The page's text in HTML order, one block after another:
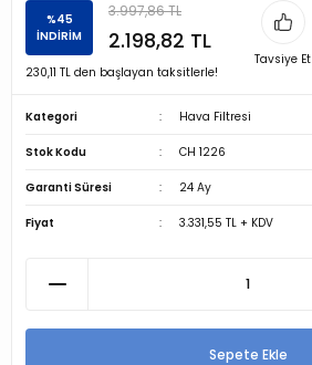
%45
İNDİRİM
3.997,86 TL
2.198,82 TL
230,11 TL den başlayan taksitlerle!
Tavsiye Et
Kategori Hava Filtresi
Stok Kodu CH 1226
Garanti Süresi 24 Ay
Fiyat 3.331,55 TL + KDV
Sepete Ekle